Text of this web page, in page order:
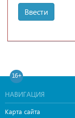
Ввести
16+
НАВИГАЦИЯ
Карта сайта